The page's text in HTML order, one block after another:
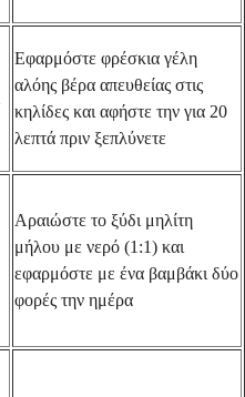
Εφαρμόστε φρέσκια γέλη
αλόης βέρα απευθείας στις
κηλίδες και αφήστε την για 20
λεπτά πριν ξεπλύνετε
Αραιώστε το ξύδι μηλίτη
μήλου με νερό (1:1) και
εφαρμόστε με ένα βαμβάκι δύο
φορές την ημέρα